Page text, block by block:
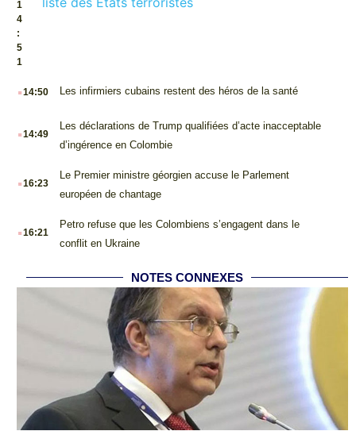
1
4
:
5
1
.14:50 Les infirmiers cubains restent des héros de la santé
.14:49
Les déclarations de Trump qualifiées d’acte inacceptable
d’ingérence en Colombie
.16:23
Le Premier ministre géorgien accuse le Parlement
européen de chantage
.16:21
Petro refuse que les Colombiens s’engagent dans le
conflit en Ukraine
NOTES CONNEXES